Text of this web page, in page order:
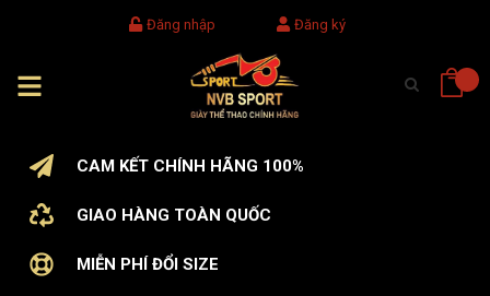
Đăng nhập Đăng ký
CAM KẾT CHÍNH HÃNG 100%
GIAO HÀNG TOÀN QUỐC
MIỄN PHÍ ĐỔI SIZE